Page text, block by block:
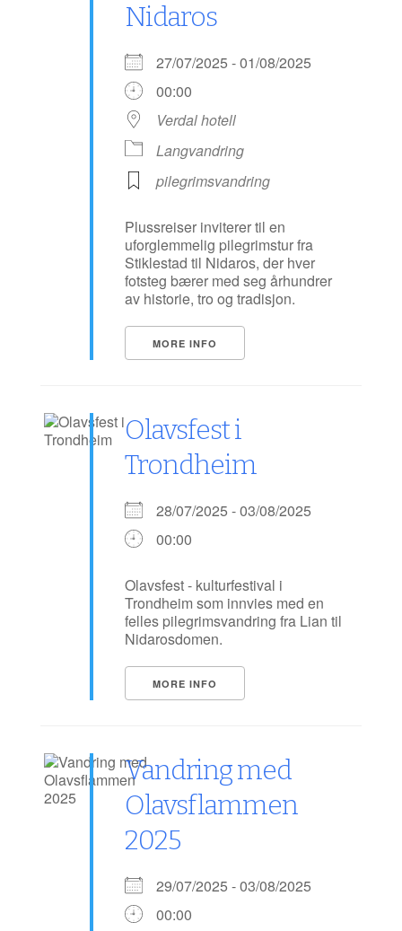
Nidaros
27/07/2025 - 01/08/2025
00:00
Verdal hotell
Langvandring
pilegrimsvandring
Plussreiser inviterer til en
uforglemmelig pilegrimstur fra
Stiklestad til Nidaros, der hver
fotsteg bærer med seg århundrer
av historie, tro og tradisjon.
MORE INFO
Olavsfest i
Trondheim
28/07/2025 - 03/08/2025
00:00
Olavsfest - kulturfestival i
Trondheim som innvies med en
felles pilegrimsvandring fra Lian til
Nidarosdomen.
MORE INFO
Vandring med
Olavsflammen
2025
29/07/2025 - 03/08/2025
00:00